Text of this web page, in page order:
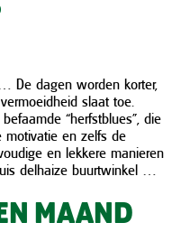
De dagen worden korter,
slaat toe.
“herfstblues”, die
motivatie en zelfs de
en lekkere manieren
delhaize buurtwinkel …
MAAND